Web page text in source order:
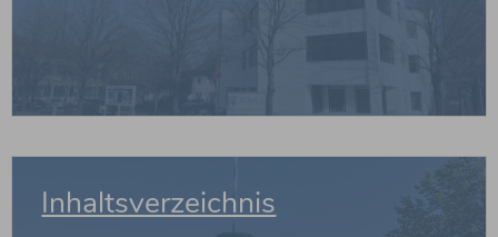
weiterlesen
Inhaltsverzeichnis